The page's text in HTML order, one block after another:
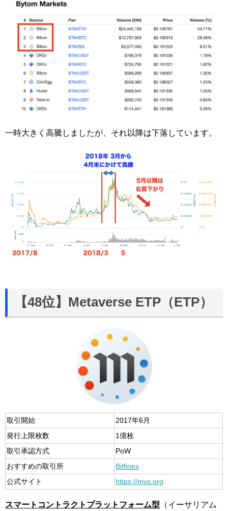
一時大きく高騰しましたが、それ以降は下落しています。
【48位】Metaverse ETP（ETP）
取引開始
2017年6月
発行上限枚数
1億枚
取引承認方式
PoW
おすすめの取引所
Bitfinex
公式サイト
https://mvs.org
スマートコントラクトプラットフォーム型 （イーサリアム